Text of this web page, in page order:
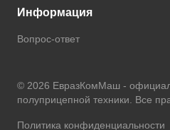
Информация
Вопрос-ответ
© 2026 ЕвразКомМаш -
полуприцепной техники . Все
Политика конфиденциальности